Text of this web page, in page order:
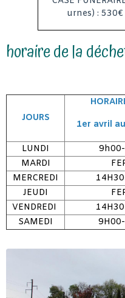
urnes) : 530€
horaire de la
JOURS
1er avril
LUNDI
MARDI
MERCREDI
JEUDI
VENDREDI
SAMEDI